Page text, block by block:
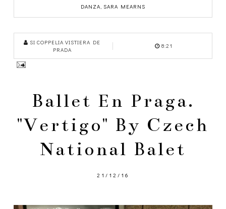
DANZA, SARA MEARNS
SI COPPELIA VISTIERA DE
PRADA
8:21
Ballet En Praga.
"Vertigo" By Czech
National Balet
21/12/16